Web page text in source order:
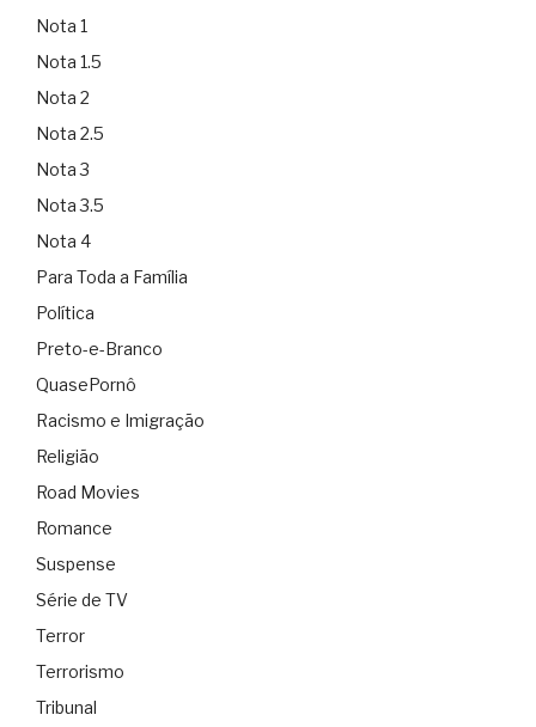
Nota 1
Nota 1.5
Nota 2
Nota 2.5
Nota 3
Nota 3.5
Nota 4
Para Toda a Família
Política
Preto-e-Branco
QuasePornô
Racismo e Imigração
Religião
Road Movies
Romance
Suspense
Série de TV
Terror
Terrorismo
Tribunal